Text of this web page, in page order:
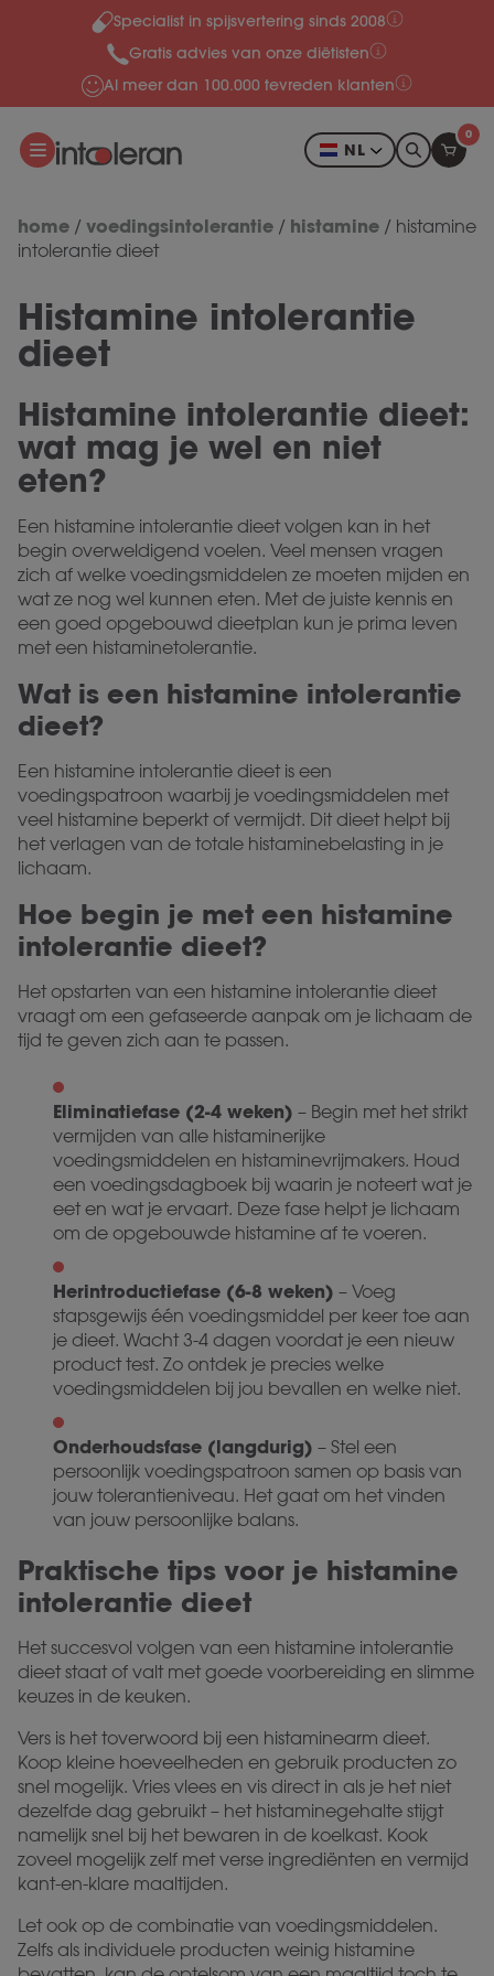
Meteen naar de content
Specialist in spijsvertering sinds 2008
Gratis advies van onze diëtisten
Al meer dan 100.000 tevreden klanten
NL
0
home / voedingsintolerantie / histamine / histamine
intolerantie dieet
Histamine intolerantie
dieet
Histamine intolerantie dieet:
wat mag je wel en niet
eten?
Een histamine intolerantie dieet volgen kan in het
begin overweldigend voelen. Veel mensen vragen
zich af welke voedingsmiddelen ze moeten mijden en
wat ze nog wel kunnen eten. Met de juiste kennis en
een goed opgebouwd dieetplan kun je prima leven
met een histaminetolerantie.
Wat is een histamine intolerantie
dieet?
Een histamine intolerantie dieet is een
voedingspatroon waarbij je voedingsmiddelen met
veel histamine beperkt of vermijdt. Dit dieet helpt bij
het verlagen van de totale histaminebelasting in je
lichaam.
Hoe begin je met een histamine
intolerantie dieet?
Het opstarten van een histamine intolerantie dieet
vraagt om een gefaseerde aanpak om je lichaam de
tijd te geven zich aan te passen.
Eliminatiefase (2-4 weken) – Begin met het strikt
vermijden van alle histaminerijke
voedingsmiddelen en histaminevrijmakers. Houd
een voedingsdagboek bij waarin je noteert wat je
eet en wat je ervaart. Deze fase helpt je lichaam
om de opgebouwde histamine af te voeren.
Herintroductiefase (6-8 weken) – Voeg
stapsgewijs één voedingsmiddel per keer toe aan
je dieet. Wacht 3-4 dagen voordat je een nieuw
product test. Zo ontdek je precies welke
voedingsmiddelen bij jou bevallen en welke niet.
Onderhoudsfase (langdurig) – Stel een
persoonlijk voedingspatroon samen op basis van
jouw tolerantieniveau. Het gaat om het vinden
van jouw persoonlijke balans.
Praktische tips voor je histamine
intolerantie dieet
Het succesvol volgen van een histamine intolerantie
dieet staat of valt met goede voorbereiding en slimme
keuzes in de keuken.
Vers is het toverwoord bij een histaminearm dieet.
Koop kleine hoeveelheden en gebruik producten zo
snel mogelijk. Vries vlees en vis direct in als je het niet
dezelfde dag gebruikt – het histaminegehalte stijgt
namelijk snel bij het bewaren in de koelkast. Kook
zoveel mogelijk zelf met verse ingrediënten en vermijd
kant-en-klare maaltijden.
Let ook op de combinatie van voedingsmiddelen.
Zelfs als individuele producten weinig histamine